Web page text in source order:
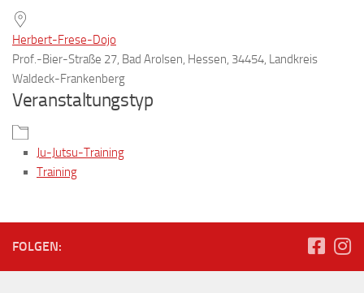
Herbert-Frese-Dojo
Prof.-Bier-Straße 27, Bad Arolsen, Hessen, 34454, Landkreis
Waldeck-Frankenberg
Veranstaltungstyp
Ju-Jutsu-Training
Training
FOLGEN: